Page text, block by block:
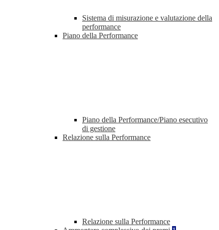
Sistema di misurazione e valutazione della
performance
Piano della Performance
Piano della Performance/Piano esecutivo
di gestione
Relazione sulla Performance
Relazione sulla Performance